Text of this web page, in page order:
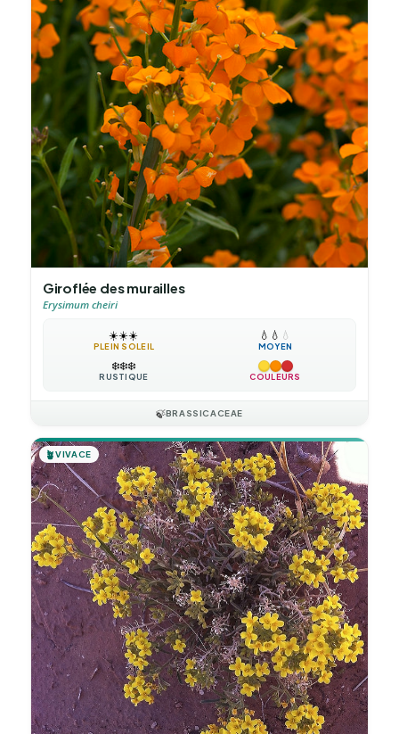
Giroflée des murailles
Erysimum cheiri
☀️☀️☀️
PLEIN SOLEIL
💧 💧 💧
MOYEN
❄️❄️❄️
RUSTIQUE COULEURS
🍃BRASSICACEAE
🪴VIVACE